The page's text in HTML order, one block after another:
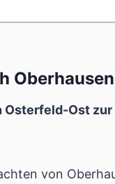
Ost
von